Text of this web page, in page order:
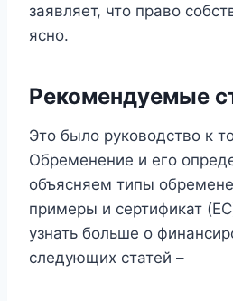
заявляет, что право
ясно.
Рекомендуемые
Это было руководство к
Обременение и его
объясняем типы
примеры и сертификат
узнать больше о
следующих статей –